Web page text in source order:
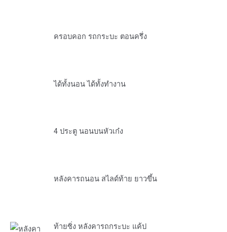
ครอบคอก รถกระบะ ตอนครึ่ง
ได้ทั้งนอน ได้ทั้งทำงาน
4 ประตู นอนบนหัวเก๋ง
หลังคารถนอน สไลด์ท้าย ยาวขึ้น
ท้ายซิ่ง หลังคารถกระบะ แค้ป